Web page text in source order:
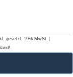
gesetzl. 19% MwSt. |